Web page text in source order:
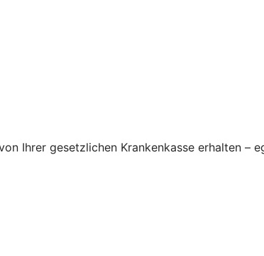
Ihrer gesetzlichen Krankenkasse erhalten